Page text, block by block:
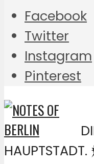
Facebook
Twitter
Instagram
Pinterest